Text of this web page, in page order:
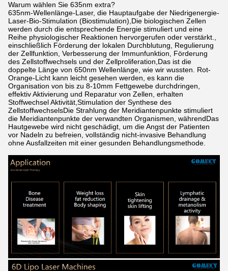
Warum wählen Sie 635nm extra?
635nm-Wellenlänge-Laser, die Hauptaufgabe der Niedrigenergie-
Laser-Bio-Stimulation (Biostimulation),Die biologischen Zellen
werden durch die entsprechende Energie stimuliert und eine
Reihe physiologischer Reaktionen hervorgerufen oder verstärkt.,
einschließlich Förderung der lokalen Durchblutung, Regulierung
der Zellfunktion, Verbesserung der Immunfunktion, Förderung
des Zellstoffwechsels und der Zellproliferation,Das ist die
doppelte Länge von 650nm Wellenlänge, wie wir wussten. Rot-
Orange-Licht kann leicht gesehen werden, es kann die
Organisation von bis zu 8-10mm Fettgewebe durchdringen,
effektiv Aktivierung und Reparatur von Zellen, erhalten
Stoffwechsel Aktivität,Stimulation der Synthese des
ZellstoffwechselsDie Strahlung der Meridiantenpunkte stimuliert
die Meridiantenpunkte der verwandten Organismen, währendDas
Hautgewebe wird nicht geschädigt, um die Angst der Patienten
vor Nadeln zu befreien, vollständig nicht-invasive Behandlung
ohne Ausfallzeiten mit einer gesunden Behandlungsmethode.